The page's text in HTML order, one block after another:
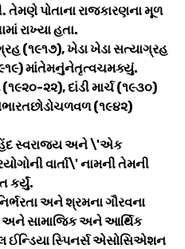
તેમણે પોતાના રાજકારણના મૂળ
રાખ્યા હતા.
(૧૯૧૭), ખેડા ખેડા સત્યાગ્રહ
માંતેમનુંનેતૃત્વચમક્યું.
૨૨), દાંડી માર્ચ (૧૯૩૦)
(૧૯૪૨)
સ્વરાજ્ય અને \'એક
વાર્તા\' નામની તેમની
કર્યું.
અને શ્રમના ગૌરવના
અને સામાજિક અને આર્થિક
ઈન્ડિયા સ્પિનર્સ એસોસિએશન